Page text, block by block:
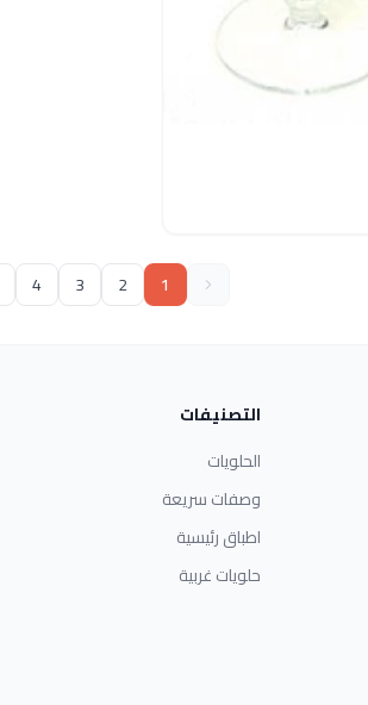
1
2
3
4
التصنيفات
الحلويات
وصفات سريعة
اطباق رئيسية
حلويات غربية